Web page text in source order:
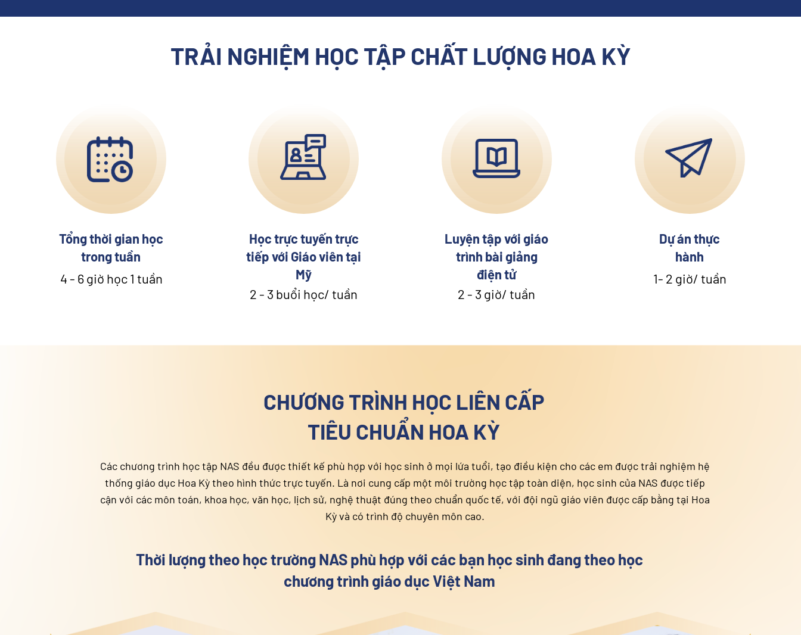
TRẢI NGHIỆM HỌC TẬP CHẤT LƯỢNG HOA KỲ
Tổng thời gian học
trong tuần
4 - 6 giờ học 1 tuần
Học trực tuyến trực
tiếp với Giáo viên tại
Mỹ
2 - 3 buổi học/ tuần
Luyện tập với giáo
trình bài giảng
điện tử
2 - 3 giờ/ tuần
Dự án thực
hành
1- 2 giờ/ tuần
bạn học sinh đang theo học
lứa tuổi, tạo điều kiện cho các em được trải nghiệm hệ
trường học tập toàn diện, học sinh của NAS được tiếp
quốc tế, với đội ngũ giáo viên được cấp bằng tại Hoa
Thời lượng theo học trường NAS phù hợp với các bạn học
Các chương trình học tập NAS đều được thiết kế phù hợp với học sinh ở mọi lứa tuổi, tạo
thống giáo dục Hoa Kỳ theo hình thức trực tuyến. Là nơi cung cấp một môi trường học tập
cận với các môn toán, khoa học, văn học, lịch sử, nghệ thuật đúng theo chuẩn quốc tế, với
CHƯƠNG TRÌNH HỌC LIÊN